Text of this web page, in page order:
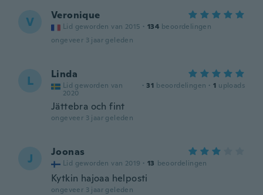
V Veronique
Lid geworden van 2015 · 134 beoordelingen
ongeveer 3 jaar geleden
L Linda
Lid geworden van
2020
· 31 beoordelingen · 1 uploads
Jättebra och fint
ongeveer 3 jaar geleden
J Joonas
Lid geworden van 2019 · 13 beoordelingen
Kytkin hajoaa helposti
ongeveer 3 jaar geleden